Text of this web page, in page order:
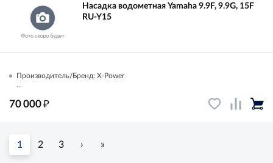
Насадка водометная Yamaha 9.9F, 9.9G, 15F
RU-Y15
Производитель/Бренд: X-Power
...
70 000₽
1 2 3 › »